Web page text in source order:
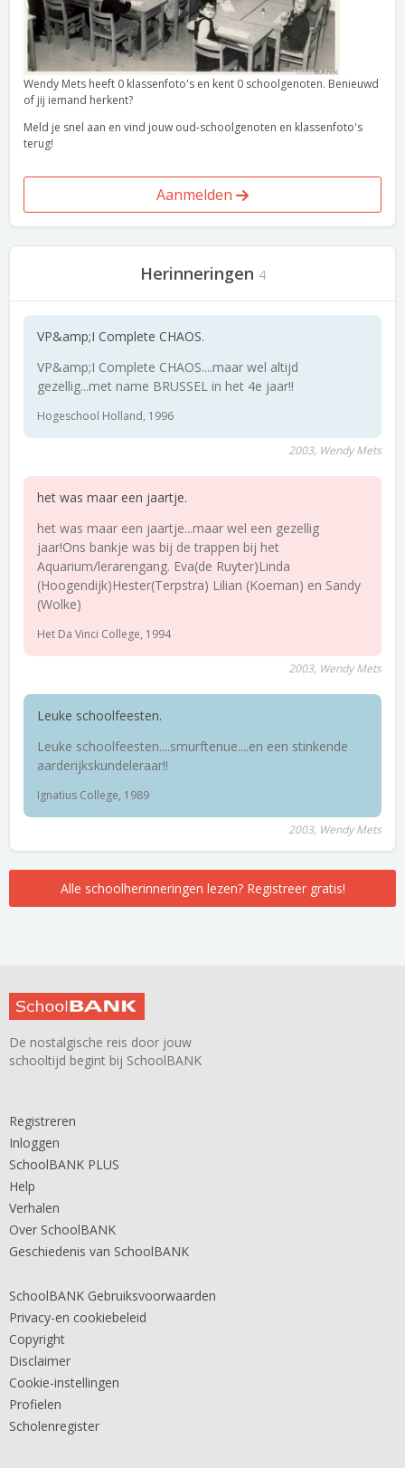
Wendy Mets heeft 0 klassenfoto's en kent 0 schoolgenoten. Benieuwd
of jij iemand herkent?
Meld je snel aan en vind jouw oud-schoolgenoten en klassenfoto's
terug!
Aanmelden
Herinneringen 4
VP&amp;I Complete CHAOS.
VP&amp;I Complete CHAOS....maar wel altijd
gezellig...met name BRUSSEL in het 4e jaar!!
Hogeschool Holland, 1996
2003, Wendy Mets
het was maar een jaartje.
het was maar een jaartje...maar wel een gezellig
jaar!Ons bankje was bij de trappen bij het
Aquarium/lerarengang. Eva(de Ruyter)Linda
(Hoogendijk)Hester(Terpstra) Lilian (Koeman) en Sandy
(Wolke)
Het Da Vinci College, 1994
2003, Wendy Mets
Leuke schoolfeesten.
Leuke schoolfeesten....smurftenue....en een stinkende
aarderijkskundeleraar!!
Ignatius College, 1989
2003, Wendy Mets
Alle schoolherinneringen lezen? Registreer gratis!
De nostalgische reis door jouw
schooltijd begint bij SchoolBANK
Registreren
Inloggen
SchoolBANK PLUS
Help
Verhalen
Over SchoolBANK
Geschiedenis van SchoolBANK
SchoolBANK Gebruiksvoorwaarden
Privacy-en cookiebeleid
Copyright
Disclaimer
Cookie-instellingen
Profielen
Scholenregister